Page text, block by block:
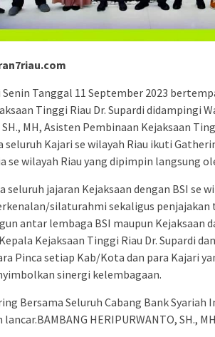
Senin Tanggal 11 September 2023
Tinggi Riau Dr. Supardi didampingi
MH, Asisten Pembinaan Kejaksaan
seluruh Kajari se wilayah Riau ikuti
se wilayah Riau yang dipimpin langsung
seluruh jajaran Kejaksaan dengan BSI se
silaturahmi sekaligus
antar lembaga BSI maupun Kejaksaan
Kejaksaan Tinggi Riau Dr. Supardi
Pinca setiap Kab/Kota dan para Kajari
sinergi kelembagaan.
Bersama Seluruh Cabang Bank Syariah
HERIPURWANTO, SH., MH